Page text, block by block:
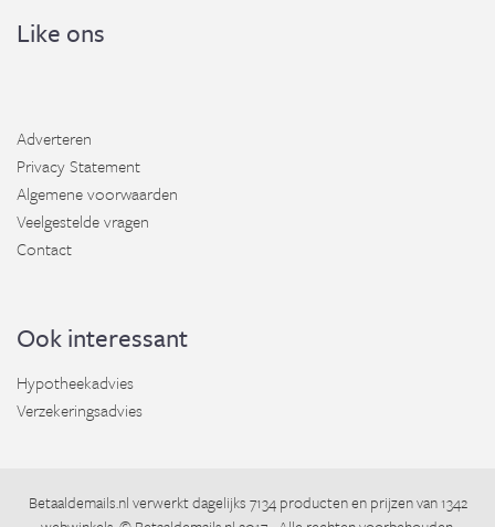
Like ons
Adverteren
Privacy Statement
Algemene voorwaarden
Veelgestelde vragen
Contact
Ook interessant
Hypotheekadvies
Verzekeringsadvies
Betaaldemails.nlverwerkt dagelijks 7134 producten en prijzen van 1342